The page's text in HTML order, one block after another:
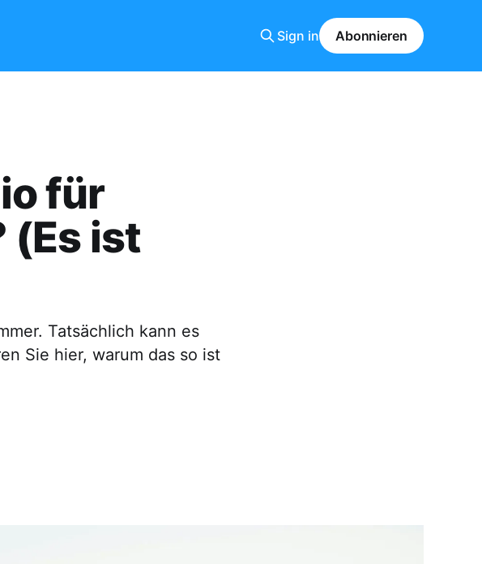
Sign in Abonnieren
für
ist
Tatsächlich kann es
Sie hier, warum das so ist